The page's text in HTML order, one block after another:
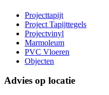
Projecttapijt
Project Tapijttegels
Projectvinyl
Marmoleum
PVC Vloeren
Objecten
Advies op locatie